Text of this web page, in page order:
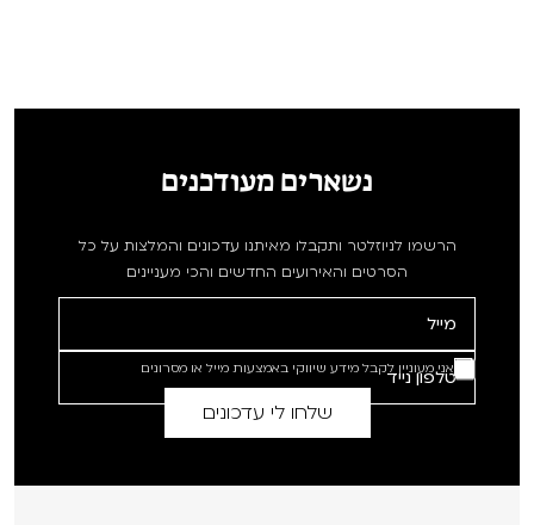
נשארים מעודכנים
הרשמו לניוזלטר ותקבלו מאיתנו עדכונים והמלצות על כל
הסרטים והאירועים החדשים והכי מעניינים
אני מעוניין לקבל מידע שיווקי באמצעות מייל או מסרונים